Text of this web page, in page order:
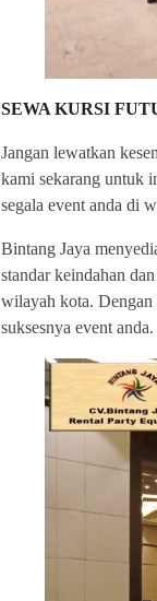
SEWA KURSI
Jangan lewatkan
kami sekarang untuk
segala event anda di
Bintang Jaya
standar keindahan
wilayah kota. Dengan
suksesnya event anda.